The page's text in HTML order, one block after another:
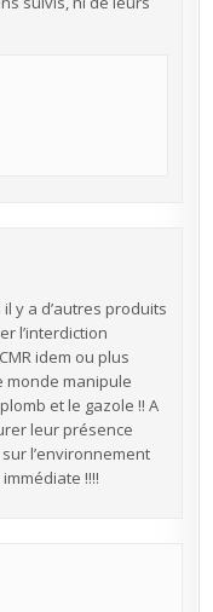
y a d’autres produits
l’interdiction
idem ou plus
monde manipule
et le gazole !! A
leur présence
l’environnement
!!!!